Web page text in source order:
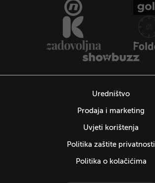
Uredništvo
Prodaja i marketing
Uvjeti korištenja
Politika zaštite privatnosti
Politika o kolačićima